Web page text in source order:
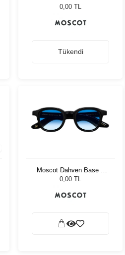
Tortoise Ny Rose
0,00 TL
Tükendi
Moscot Dahven Base 2
Sun 47 Blk Brod. Blue
0,00 TL